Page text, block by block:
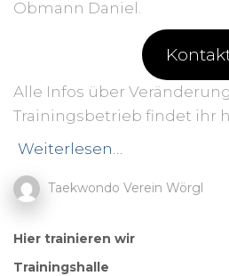
Obmann Daniel.
Alle Infos über
Trainingsbetrieb findet ihr
Weiterlesen…
Taekwondo Verein Wörgl
Hier trainieren wir
Trainingshalle